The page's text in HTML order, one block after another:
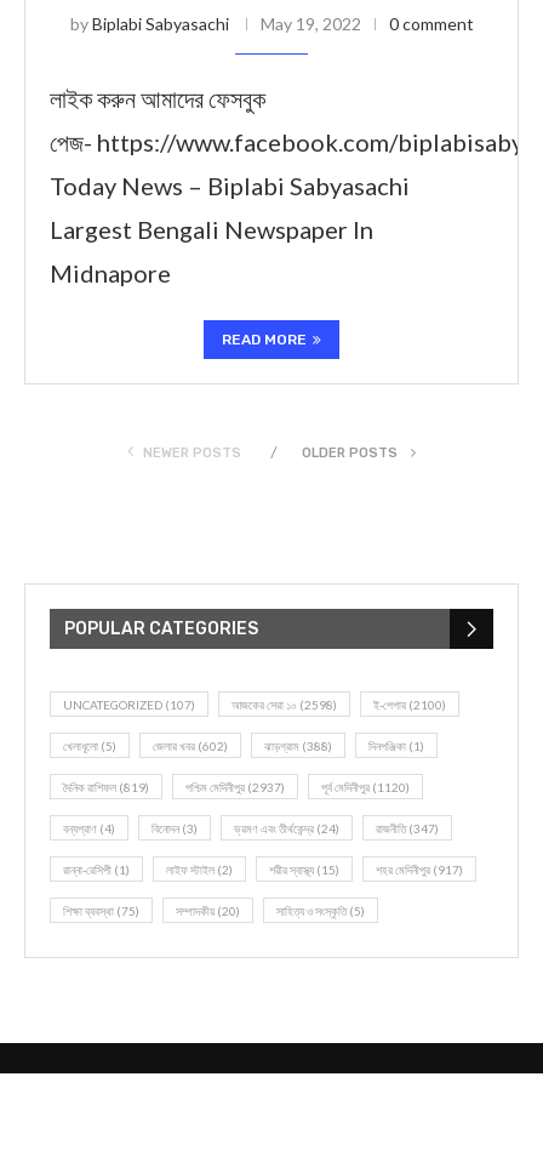
byBiplabi Sabyasachi May 19, 2022 0 comment
লাইক করুন আমাদের ফেসবুক
পেজ- https://www.facebook.com/
Today News – Biplabi Sabyasachi
Largest Bengali Newspaper In
Midnapore
READ MORE
NEWER POSTS OLDER POSTS
POPULAR CATEGORIES
UNCATEGORIZED (107) আজকের সেরা ১০ (2598) ই-পেপার (2100)
খেলাধূলো (5) জেলার খবর (602) ঝাড়গ্রাম (388) দিনপঞ্জিকা (1)
দৈনিক রাশিফল (819) পশ্চিম মেদিনীপুর (2937) পূর্ব মেদিনীপুর (1120)
বন্যপ্রাণ (4) বিনোদন(3) ভ্রমণ এবং তীর্থকেন্দ্র (24) রাজনীতি(347)
রান্না-রেসিপী (1) লাইফ স্টাইল (2) শরীর স্বাস্থ্য (15) শহর মেদিনীপুর (917)
শিক্ষা ব্যবস্থা (75) সম্পাদকীয় (20) সাহিত্য ও সংস্কৃতি(5)